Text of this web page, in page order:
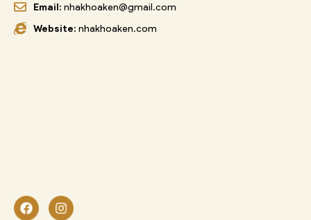
Email: nhakhoaken@gmail.com
Website: nhakhoaken.com